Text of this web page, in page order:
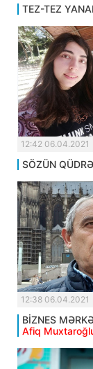
TEZ-TEZ
12:42 06.04.2021
SÖZÜN
12:38 06.04.2021
BİZNES
Afiq